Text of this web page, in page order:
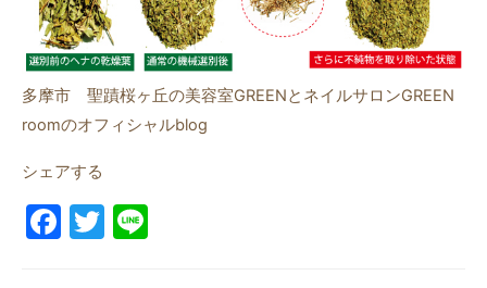
多摩市 聖蹟桜ヶ丘の美容室GREENとネイルサロンGREEN
roomのオフィシャルblog
シェアする
F
T